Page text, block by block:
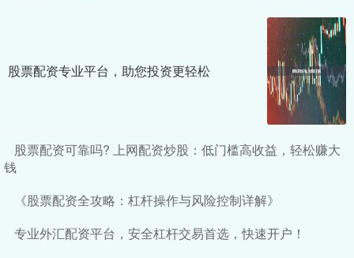
股票配资专业平台，助您投资更轻松
股票配资可靠吗? 上网配资炒股：低门槛高收益，轻松赚大
钱
《股票配资全攻略：杠杆操作与风险控制详解》
专业外汇配资平台，安全杠杆交易首选，快速开户！